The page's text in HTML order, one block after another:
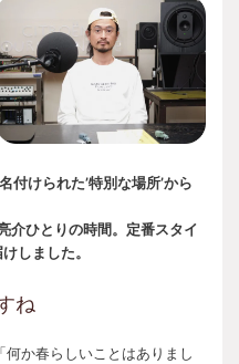
けられた’特別な場所’から
介ひとりの時間。定番スタイ
しました。
ね
か春らしいことはありまし